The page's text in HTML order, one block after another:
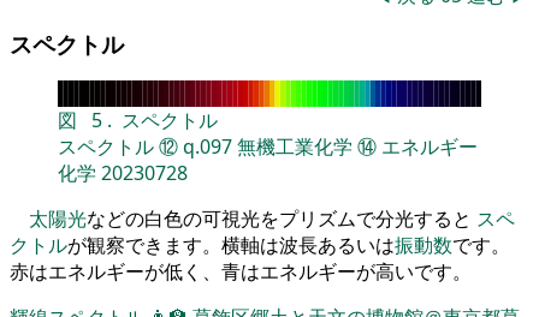
スペクトル
図 5 . スペクトル
スペクトル⑫q.097無機工業化学 ⑭ エネルギー
化学 20230728
太陽光などの白色の可視光をプリズムで分光すると スペ
クトルが観察できます。横軸は波長あるいは振動数です。
赤はエネルギーが低く、青はエネルギーが高いです。